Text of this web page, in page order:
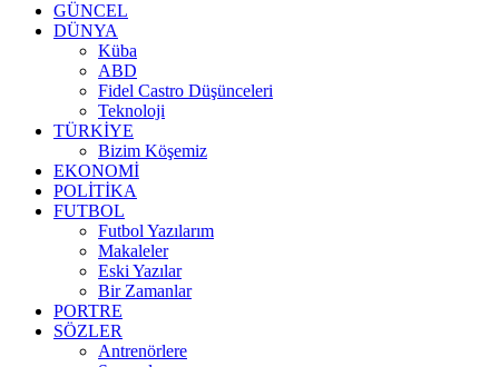
GÜNCEL
DÜNYA
Küba
ABD
Fidel Castro Düşünceleri
Teknoloji
TÜRKİYE
Bizim Köşemiz
EKONOMİ
POLİTİKA
FUTBOL
Futbol Yazılarım
Makaleler
Eski Yazılar
Bir Zamanlar
PORTRE
SÖZLER
Antrenörlere